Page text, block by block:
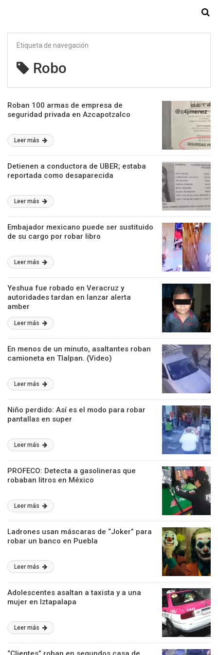
Etiqueta de navegación
Robo
Roban 100 armas de empresa de
seguridad privada en Azcapotzalco
Leer más
Detienen a conductora de UBER; estaba
reportada como desaparecida
Leer más
Embajador mexicano puede ser sustituido
de su cargo por robar libro
Leer más
Yeshua fue robado en Veracruz y
autoridades tardan en lanzar alerta
amber
Leer más
En menos de un minuto, asaltantes roban
camioneta en Tlalpan. (Video)
Leer más
Niño perdido: Así es el modo para robar
pantallas en super
Leer más
PROFECO: Detecta a gasolineras que
robaban litros en México
Leer más
Ladrones usan máscaras de “Joker” para
robar un banco en Puebla
Leer más
Adolescentes asaltan a taxista y a una
mujer en Iztapalapa
Leer más